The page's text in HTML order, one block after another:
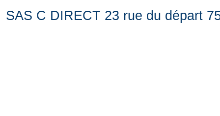
SAS C DIRECT 23 rue du départ